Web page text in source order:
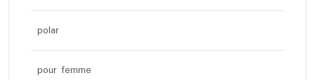
polar
pour femme